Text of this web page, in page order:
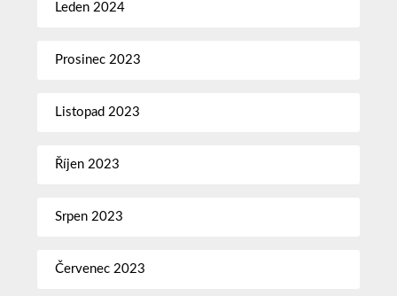
Leden 2024
Prosinec 2023
Listopad 2023
Říjen 2023
Srpen 2023
Červenec 2023